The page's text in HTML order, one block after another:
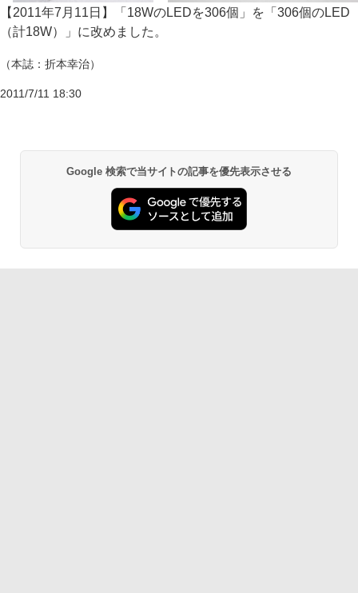
【2011年7月11日】「18WのLEDを306個」を「306個のLED
（計18W）」に改めました。
（本誌：折本幸治）
2011/7/11 18:30
Google 検索で当サイトの記事を優先表示させる